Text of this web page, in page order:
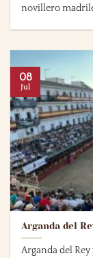
novillero
Arganda del
Arganda del Rey
08
Jul